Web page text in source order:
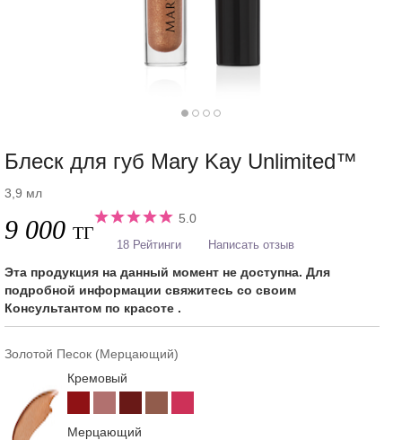
Блеск для губ Mary Kay Unlimited™
3,9 мл
9 000 ТГ
5.0
18 Рейтинги Написать отзыв
Эта продукция на данный момент не доступна. Для
подробной информации свяжитесь со своим
Консультантом по красоте .
Золотой Песок (Мерцающий)
Кремовый
Мерцающий